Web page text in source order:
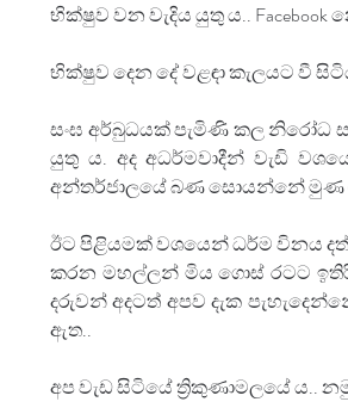
භික්ෂුව වන වැදිය යුතු ය..
භික්ෂුව දෙන දේ වළඳා කැලයට වී
සංඝ අර්බුධයක් පැමිණි කල නිරෝධ
යුතු ය. අද අධර්මවාදීන් වැඩි
අන්තර්ජාලයේ බණ සොයන්නේ මුණ
ඊට පිළියමක් වශයෙන් ධර්ම විනය දත්
කරන මහල්ලන් මිය ගොස් රටට
දරුවන් අදටත් අපව දැක
ඇත..
අප වැඩ සිටියේ ත්‍රිකුණාමලයේ ය..